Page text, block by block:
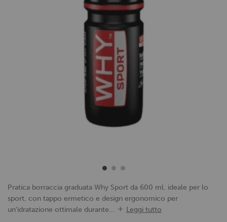
Pratica borraccia graduata Why Sport da 600 ml, ideale per lo
sport, con tappo ermetico e design ergonomico per
un'idratazione ottimale durante...
Leggi tutto